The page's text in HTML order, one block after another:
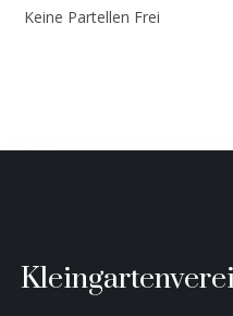
Keine Partellen Frei